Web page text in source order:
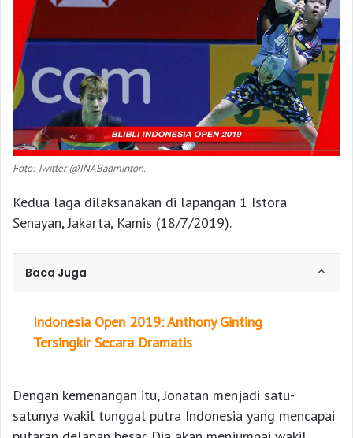
Foto: Twitter @INABadminton.
Kedua laga dilaksanakan di lapangan 1 Istora
Senayan, Jakarta, Kamis (18/7/2019).
Baca Juga
Indonesia Open 2019: Anthony Ginting
Tersingkir Secara Dramatis
Dengan kemenangan itu, Jonatan menjadi satu-
satunya wakil tunggal putra Indonesia yang mencapai